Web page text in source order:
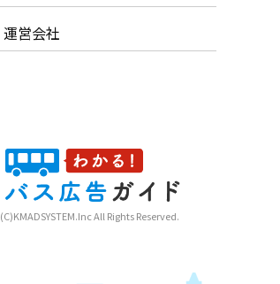
運営会社
(C)KMADSYSTEM.Inc All Rights Reserved.